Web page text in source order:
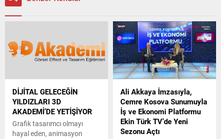
DİJİTAL GELECEĞİN
YILDIZLARI 3D
AKADEMİ’DE YETİŞİYOR
Grafik tasarımcı olmayı
hayal eden, animasyon
Ali Akkaya İmzasıyla,
Cemre Kosova Sunumuyla
İş ve Ekonomi Platformu
Ekin Türk TV’de Yeni
Sezonu Açtı